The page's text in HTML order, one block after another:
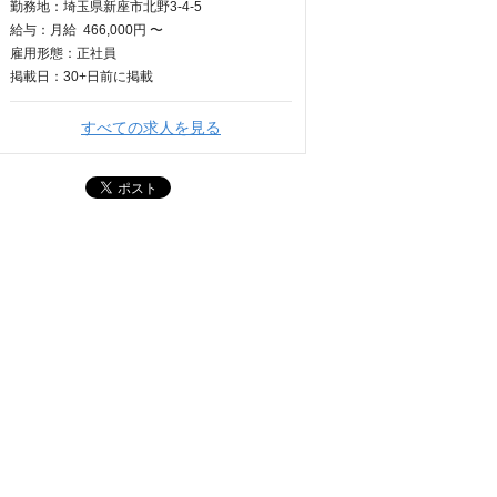
勤務地：埼玉県新座市北野3-4-5
給与： 月給 466,000円 〜
雇用形態：正社員
掲載日： 30+日 前に掲載
すべての求人を見る